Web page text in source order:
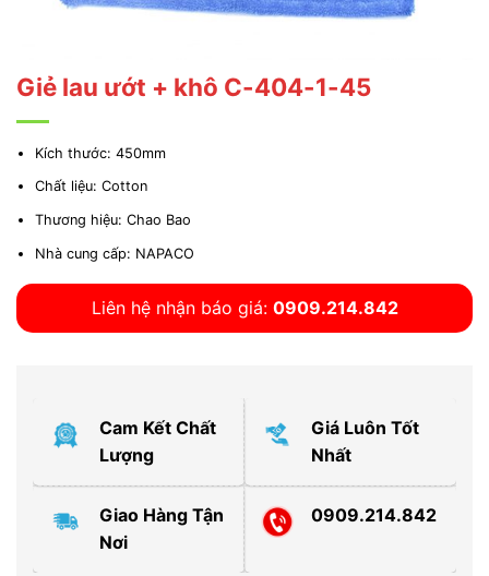
Giẻ lau ướt + khô C-404-1-45
Kích thước: 450mm
Chất liệu: Cotton
Thương hiệu: Chao Bao
Nhà cung cấp: NAPACO
Liên hệ nhận báo giá: 0909.214.842
Cam Kết Chất
Lượng
Giá Luôn Tốt
Nhất
Giao Hàng Tận
Nơi
0909.214.842